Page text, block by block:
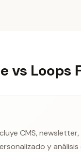
vs Loops
CMS,
y